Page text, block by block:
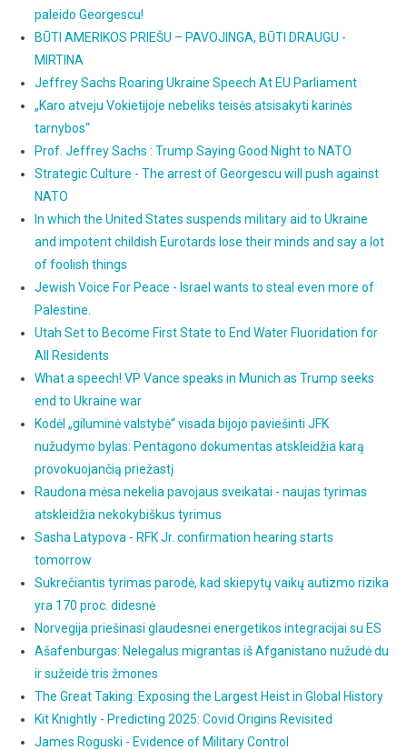
paleido Georgescu!
BŪTI AMERIKOS PRIEŠU – PAVOJINGA, BŪTI DRAUGU -
MIRTINA
Jeffrey Sachs Roaring Ukraine Speech At EU Parliament
„Karo atveju Vokietijoje nebeliks teisės atsisakyti karinės
tarnybos“
Prof. Jeffrey Sachs : Trump Saying Good Night to NATO
Strategic Culture - The arrest of Georgescu will push against
NATO
In which the United States suspends military aid to Ukraine
and impotent childish Eurotards lose their minds and say a lot
of foolish things
Jewish Voice For Peace - Israel wants to steal even more of
Palestine.
Utah Set to Become First State to End Water Fluoridation for
All Residents
What a speech! VP Vance speaks in Munich as Trump seeks
end to Ukraine war
Kodėl „giluminė valstybė“ visada bijojo paviešinti JFK
nužudymo bylas: Pentagono dokumentas atskleidžia karą
provokuojančią priežastį
Raudona mėsa nekelia pavojaus sveikatai - naujas tyrimas
atskleidžia nekokybiškus tyrimus
Sasha Latypova - RFK Jr. confirmation hearing starts
tomorrow
Sukrečiantis tyrimas parodė, kad skiepytų vaikų autizmo rizika
yra 170 proc. didesnė
Norvegija priešinasi glaudesnei energetikos integracijai su ES
Ašafenburgas: Nelegalus migrantas iš Afganistano nužudė du
ir sužeidė tris žmones
The Great Taking: Exposing the Largest Heist in Global History
Kit Knightly - Predicting 2025: Covid Origins Revisited
James Roguski - Evidence of Military Control